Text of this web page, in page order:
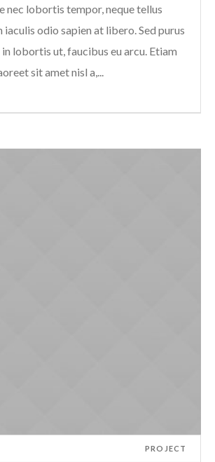
nec lobortis tempor, neque tellus
iaculis odio sapien at libero. Sed purus
lobortis ut, faucibus eu arcu. Etiam
sit amet nisl a,...
PROJECT